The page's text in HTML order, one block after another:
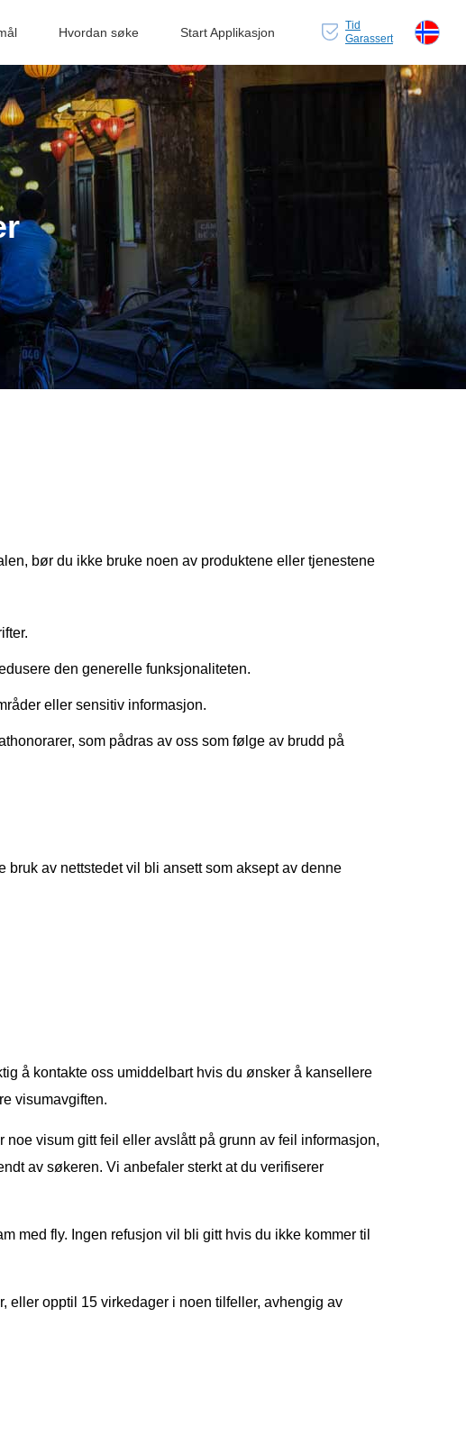
Hvordan søke Start Applikasjon
Tid
Garassert
bør du ikke bruke noen av produktene eller tjenestene
den generelle funksjonaliteten.
eller sensitiv informasjon.
som pådras av oss som følge av brudd på
av nettstedet vil bli ansett som aksept av denne
å kontakte oss umiddelbart hvis du ønsker å kansellere
visumavgiften.
visum gitt feil eller avslått på grunn av feil informasjon,
av søkeren. Vi anbefaler sterkt at du verifiserer
med fly. Ingen refusjon vil bli gitt hvis du ikke kommer til
eller opptil 15 virkedager i noen tilfeller, avhengig av